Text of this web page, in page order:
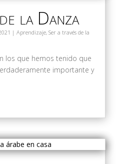
la Danza
| Aprendizaje, Ser a través de la
los que hemos tenido que
importante y